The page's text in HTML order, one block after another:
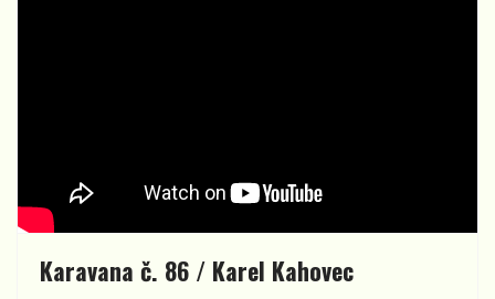
Karavana č. 86 / Karel Kahovec